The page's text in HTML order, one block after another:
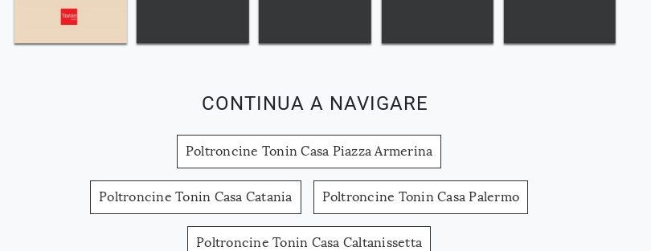
CONTINUA A NAVIGARE
Poltroncine Tonin Casa Piazza Armerina
Poltroncine Tonin Casa Catania Poltroncine Tonin Casa Palermo
Poltroncine Tonin Casa Caltanissetta